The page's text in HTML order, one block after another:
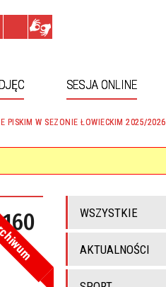
SESJA ONLINE
PISKIM W SEZONIE ŁOWIECKIM 2025/2026
WSZYSTKIE
AKTUALNOŚCI